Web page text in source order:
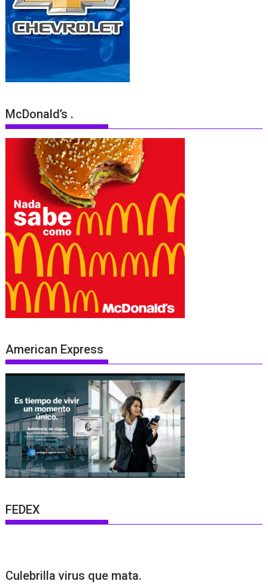
McDonald’s .
American Express
FEDEX
Culebrilla virus que mata.